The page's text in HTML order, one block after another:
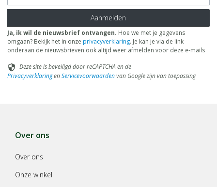
Aanmelden
Ja, ik wil de nieuwsbrief ontvangen. Hoe we met je gegevens
omgaan? Bekijk het in onze privacyverklaring. Je kan je via de link
onderaan de nieuwsbrieven ook altijd weer afmelden voor deze e-mails
security Deze site is beveiligd door reCAPTCHA en de
PrivacyverklaringenServicevoorwaardenvan Google zijn van toepassing
Over ons
Over ons
Onze winkel